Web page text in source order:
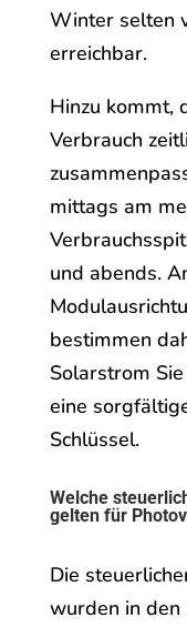
Winter selten
erreichbar.
Hinzu kommt,
Verbrauch
mittags am
und abends.
bestimmen
Solarstrom
eine
Schlüssel.
Welche
gelten für
Die
wurden in den